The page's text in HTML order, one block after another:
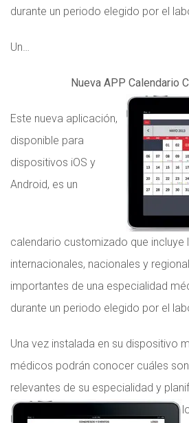
durante un periodo elegido por el
Un…
Nueva APP Calendario
Este nueva aplicación,
disponible para
dispositivos iOS y
Android, es un
calendario customizado que incluye
internacionales, nacionales y
importantes de una especialidad
durante un periodo elegido por el
Una vez instalada en su dispositivo
médicos podrán conocer cuáles
relevantes de su especialidad y